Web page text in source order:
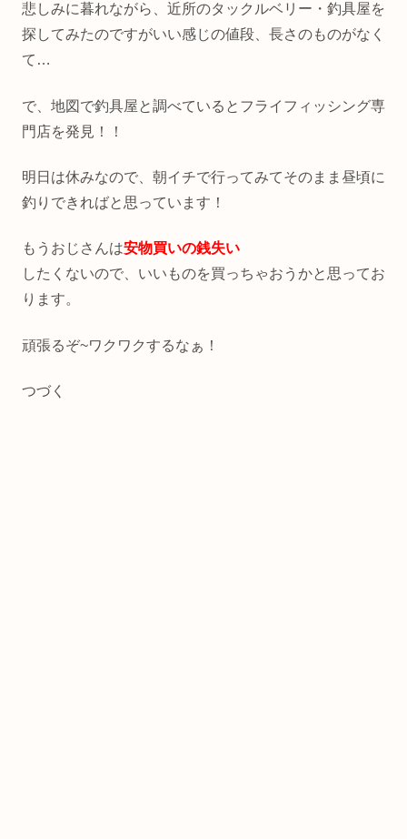
悲しみに暮れながら、近所のタックルベリー・釣具屋を
探してみたのですがいい感じの値段、長さのものがなく
て…
で、地図で釣具屋と調べているとフライフィッシング専
門店を発見！！
明日は休みなので、朝イチで行ってみてそのまま昼頃に
釣りできればと思っています！
もうおじさんは安物買いの銭失い
したくないので、いいものを買っちゃおうかと思ってお
ります。
頑張るぞ~ワクワクするなぁ！
つづく